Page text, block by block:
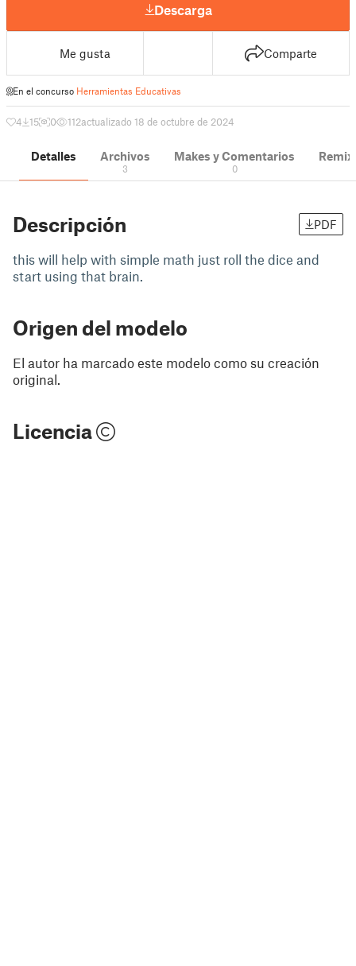
Descarga
Me gusta Comparte
En el concurso Herramientas Educativas
4 15 0 112actualizado 18 de octubre de 2024
Detalles Archivos
3
Makes y Comentarios
0
Descripción PDF
this will help with simple math just roll the dice and
start using that brain.
Origen del modelo
El autor ha marcado este modelo como su creación
original.
Licencia